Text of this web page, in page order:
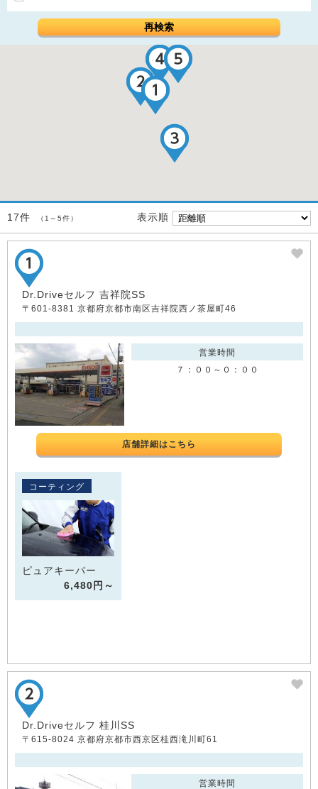
再検索
17件 （1～5件） 表示順
Dr.Driveセルフ 吉祥院SS
〒601-8381 京都府京都市南区吉祥院西ノ茶屋町46
営業時間
７：００～０：００
店舗詳細はこちら
コーティング
ピュアキーパー
6,480円～
Dr.Driveセルフ 桂川SS
〒615-8024 京都府京都市西京区桂西滝川町61
営業時間